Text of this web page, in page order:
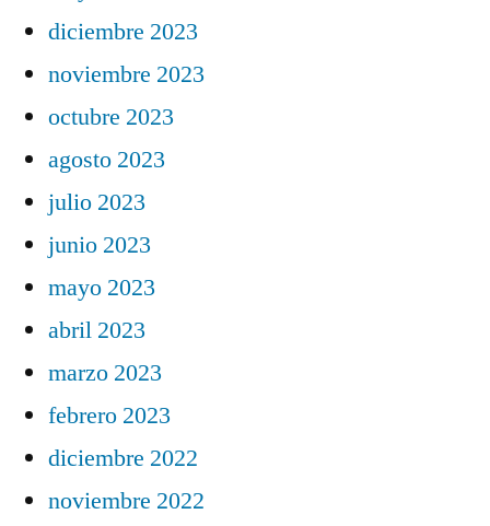
diciembre 2023
noviembre 2023
octubre 2023
agosto 2023
julio 2023
junio 2023
mayo 2023
abril 2023
marzo 2023
febrero 2023
diciembre 2022
noviembre 2022